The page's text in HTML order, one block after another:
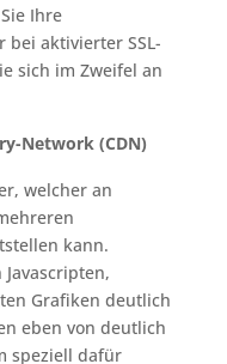
Ihre
aktivierter SSL-
sich im Zweifel an
Network (CDN)
welcher an
kann.
Grafiken deutlich
eben von deutlich
speziell dafür